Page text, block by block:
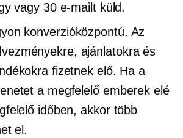
vagy 30 e-mailt küld.
konverzióközpontú. Az
ajánlatokra és
fizetnek elő. Ha a
a megfelelő emberek elé
időben, akkor több
el.